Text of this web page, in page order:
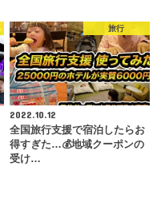
旅行
2022.10.12
全国旅行支援で宿泊したらお
得すぎた…💰地域クーポンの
受け…